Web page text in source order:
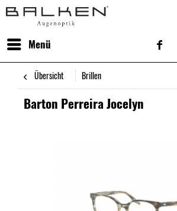
Menü
Übersicht Brillen
Barton Perreira Jocelyn